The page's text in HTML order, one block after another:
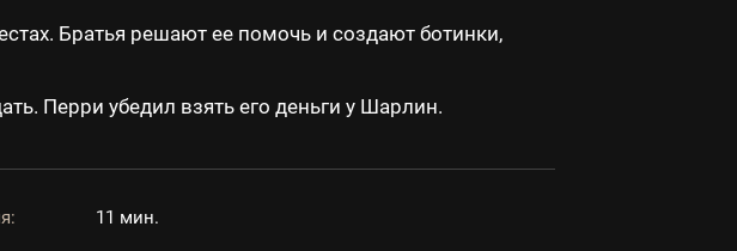
Братья решают ее помочь и создают ботинки,
Перри убедил взять его деньги у Шарлин.
11 мин.